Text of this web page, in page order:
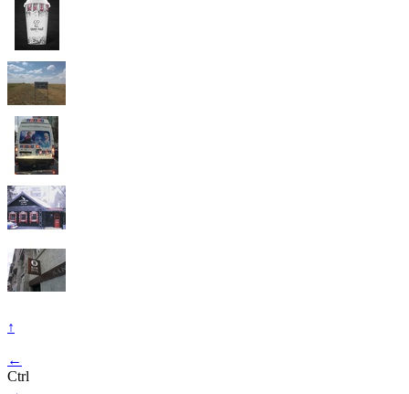
↑
←
Ctrl